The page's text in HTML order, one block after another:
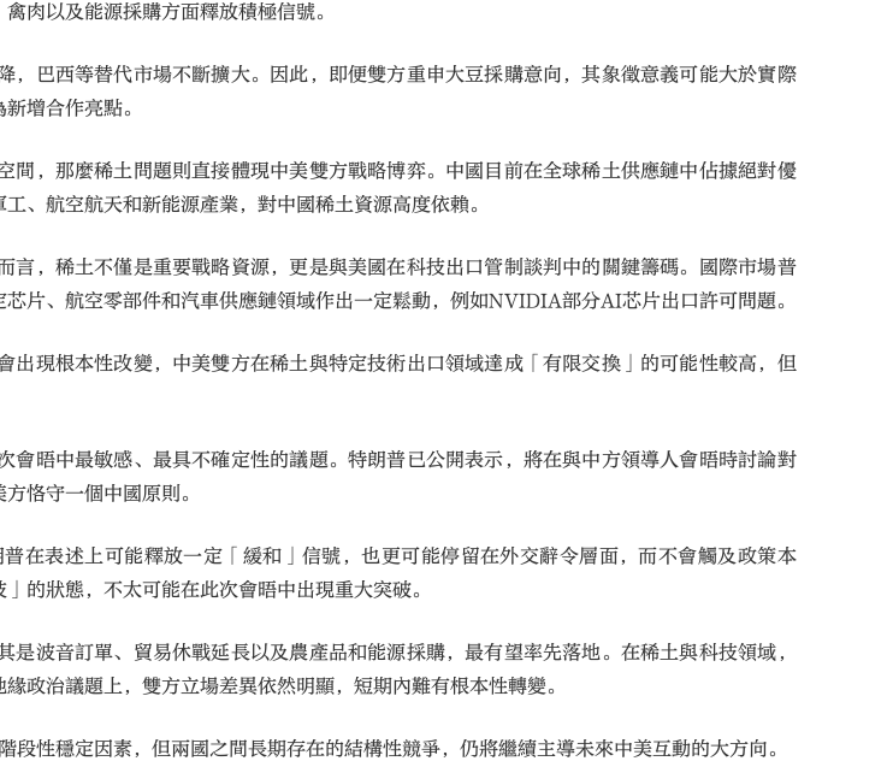
肉以及能源採購方面釋放積極信號。
巴西等替代市場不斷擴大。因此，即便雙方重申大豆採購意向，其象徵意義可能大於實際
增合作亮點。
，那麼稀土問題則直接體現中美雙方戰略博弈。中國目前在全球稀土供應鏈中佔據絕對優
、航空航天和新能源產業，對中國稀土資源高度依賴。
，稀土不僅是重要戰略資源，更是與美國在科技出口管制談判中的關鍵籌碼。國際市場普
片、航空零部件和汽車供應鏈領域作出一定鬆動，例如NVIDIA部分AI芯片出口許可問題。
現根本性改變，中美雙方在稀土與特定技術出口領域達成「有限交換」的可能性較高，但
晤中最敏感、最具不確定性的議題。特朗普已公開表示，將在與中方領導人會晤時討論對
恪守一個中國原則。
在表述上可能釋放一定「緩和」信號，也更可能停留在外交辭令層面，而不會觸及政策本
的狀態，不太可能在此次會晤中出現重大突破。
波音訂單、貿易休戰延長以及農產品和能源採購，最有望率先落地。在稀土與科技領域，
政治議題上，雙方立場差異依然明顯，短期內難有根本性轉變。
性穩定因素，但兩國之間長期存在的結構性競爭，仍將繼續主導未來中美互動的大方向。